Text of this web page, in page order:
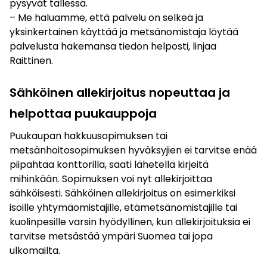
pysyvät tallessa.
– Me haluamme, että palvelu on selkeä ja
yksinkertainen käyttää ja metsänomistaja löytää
palvelusta hakemansa tiedon helposti, linjaa
Raittinen.
Sähköinen allekirjoitus nopeuttaa ja
helpottaa puukauppoja
Puukaupan hakkuusopimuksen tai
metsänhoitosopimuksen hyväksyjien ei tarvitse enää
piipahtaa konttorilla, saati lähetellä kirjeitä
mihinkään. Sopimuksen voi nyt allekirjoittaa
sähköisesti. Sähköinen allekirjoitus on esimerkiksi
isoille yhtymäomistajille, etämetsänomistajille tai
kuolinpesille varsin hyödyllinen, kun allekirjoituksia ei
tarvitse metsästää ympäri Suomea tai jopa
ulkomailta.